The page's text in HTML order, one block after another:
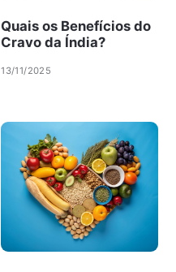
Quais os Benefícios do
Cravo da Índia?
13/11/2025